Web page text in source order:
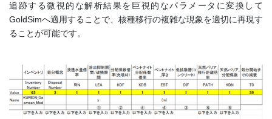
追跡する微視的な解析結果を巨視的なパラメータに変換して
GoldSimへ適用することで、核種移行の複雑な現象を適切に再現す
ることが可能です。